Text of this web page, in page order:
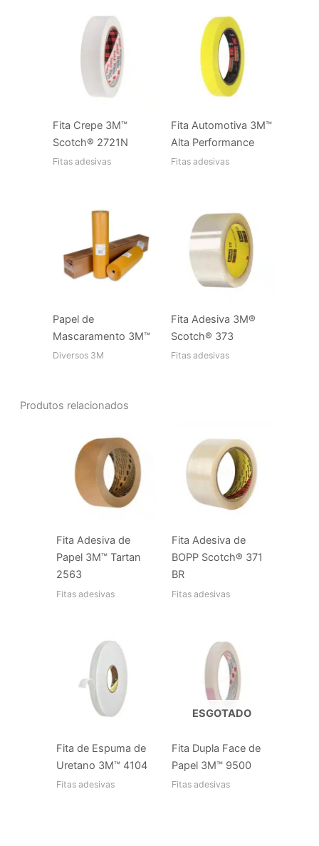
Fita Crepe 3M™
Scotch® 2721N
Fitas adesivas
Fita Automotiva 3M™
Alta Performance
Fitas adesivas
Papel de
Mascaramento 3M™
Diversos 3M
Fita Adesiva 3M®
Scotch® 373
Fitas adesivas
Produtos relacionados
Fita Adesiva de
Papel 3M™ Tartan
2563
Fitas adesivas
Fita Adesiva de
BOPP Scotch® 371
BR
Fitas adesivas
Fita de Espuma de
Uretano 3M™ 4104
Fitas adesivas
ESGOTADO
Fita Dupla Face de
Papel 3M™ 9500
Fitas adesivas